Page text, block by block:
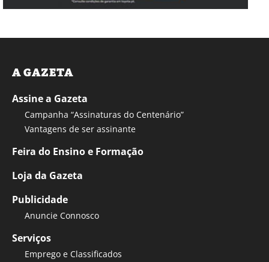
A GAZETA
Assine a Gazeta
Campanha “Assinaturas do Centenário”
Vantagens de ser assinante
Feira do Ensino e Formação
Loja da Gazeta
Publicidade
Anuncie Connosco
Serviços
Emprego e Classificados